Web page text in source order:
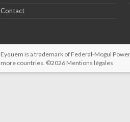
Contact
Eyquem is a trademark of Federal-Mogul
more countries. ©2026 Mentions légales